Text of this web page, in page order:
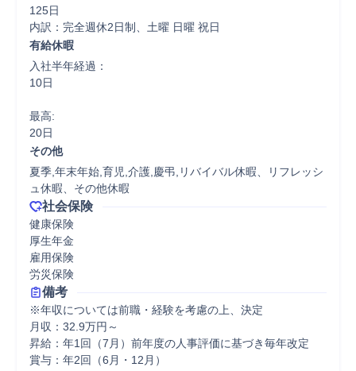
125日
内訳：完全週休2日制、土曜 日曜 祝日
有給休暇
入社半年経過：
10日
最高:
20日
その他
夏季,年末年始,育児,介護,慶弔,リバイバル休暇、リフレッシ
ュ休暇、その他休暇
社会保険
健康保険
厚生年金
雇用保険
労災保険
備考
※年収については前職・経験を考慮の上、決定
月収：32.9万円～
昇給：年1回（7月）前年度の人事評価に基づき毎年改定
賞与：年2回（6月・12月）